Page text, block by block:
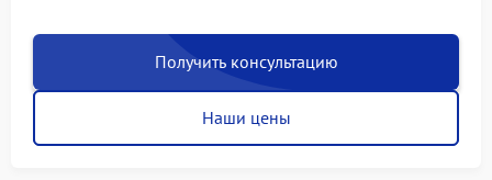
Получить консультацию
Наши цены